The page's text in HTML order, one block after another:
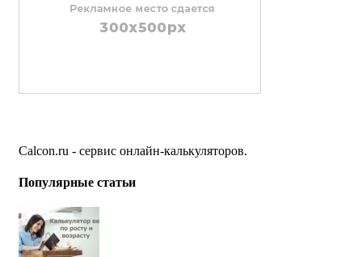
Calcon.ru - сервис онлайн-калькуляторов.
Популярные статьи